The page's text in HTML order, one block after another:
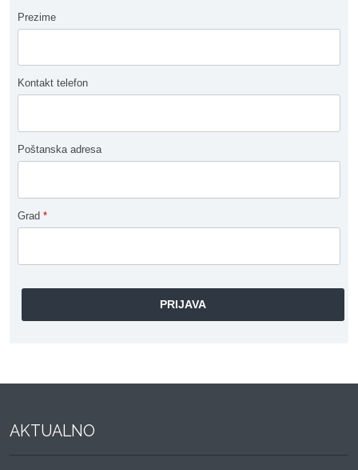
Prezime
Kontakt telefon
Poštanska adresa
Grad *
AKTUALNO